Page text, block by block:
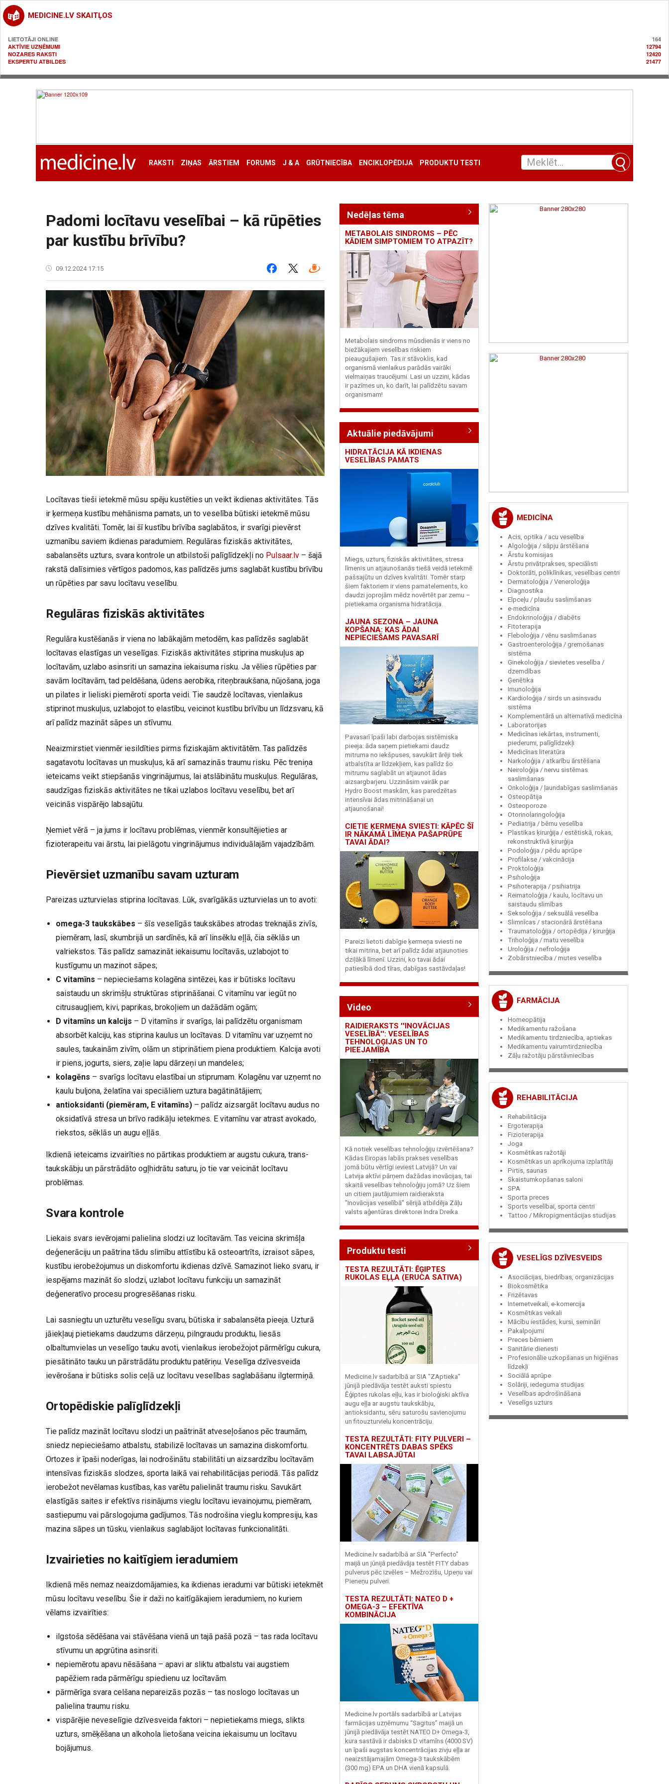
MEDICINE.LV SKAITĻOS
LIETOTĀJI ONLINE
164
AKTĪVIE UZŅĒMUMI
12794
NOZARES RAKSTI
12420
EKSPERTU ATBILDES
21477
RAKSTI ZIŅAS ĀRSTIEM FORUMS J & A GRŪTNIECĪBA ENCIKLOPĒDIJA PRODUKTU TESTI
Padomi locītavu veselībai – kā rūpēties
par kustību brīvību?
09.12.2024 17:15
Locītavas tieši ietekmē mūsu spēju kustēties un veikt ikdienas aktivitātes. Tās
ir ķermeņa kustību mehānisma pamats, un to veselība būtiski ietekmē mūsu
dzīves kvalitāti. Tomēr, lai šī kustību brīvība saglabātos, ir svarīgi pievērst
uzmanību saviem ikdienas paradumiem. Regulāras fiziskās aktivitātes,
sabalansēts uzturs, svara kontrole un atbilstoši palīglīdzekļi no Pulsaar.lv – šajā
rakstā dalīsimies vērtīgos padomos, kas palīdzēs jums saglabāt kustību brīvību
un rūpēties par savu locītavu veselību.
Regulāras fiziskās aktivitātes
Regulāra kustēšanās ir viena no labākajām metodēm, kas palīdzēs saglabāt
locītavas elastīgas un veselīgas. Fiziskās aktivitātes stiprina muskuļus ap
locītavām, uzlabo asinsriti un samazina iekaisuma risku. Ja vēlies rūpēties par
savām locītavām, tad peldēšana, ūdens aerobika, riteņbraukšana, nūjošana, joga
un pilates ir lieliski piemēroti sporta veidi. Tie saudzē locītavas, vienlaikus
stiprinot muskuļus, uzlabojot to elastību, veicinot kustību brīvību un līdzsvaru, kā
arī palīdz mazināt sāpes un stīvumu.
Neaizmirstiet vienmēr iesildīties pirms fiziskajām aktivitātēm. Tas palīdzēs
sagatavotu locītavas un muskuļus, kā arī samazinās traumu risku. Pēc treniņa
ieteicams veikt stiepšanās vingrinājumus, lai atslābinātu muskuļus. Regulāras,
saudzīgas fiziskās aktivitātes ne tikai uzlabos locītavu veselību, bet arī
veicinās vispārējo labsajūtu.
Ņemiet vērā – ja jums ir locītavu problēmas, vienmēr konsultējieties ar
fizioterapeitu vai ārstu, lai pielāgotu vingrinājumus individuālajām vajadzībām.
Pievērsiet uzmanību savam uzturam
Pareizas uzturvielas stiprina locītavas. Lūk, svarīgākās uzturvielas un to avoti:
omega-3 taukskābes – šīs veselīgās taukskābes atrodas treknajās zivīs,
piemēram, lasī, skumbrijā un sardīnēs, kā arī linsēklu eļļā, čia sēklās un
valriekstos. Tās palīdz samazināt iekaisumu locītavās, uzlabojot to
kustīgumu un mazinot sāpes;
C vitamīns – nepieciešams kolagēna sintēzei, kas ir būtisks locītavu
saistaudu un skrimšļu struktūras stiprināšanai. C vitamīnu var iegūt no
citrusaugļiem, kivi, paprikas, brokoļiem un dažādām ogām;
D vitamīns un kalcijs – D vitamīns ir svarīgs, lai palīdzētu organismam
absorbēt kalciju, kas stiprina kaulus un locītavas. D vitamīnu var uzņemt no
saules, taukainām zivīm, olām un stiprinātiem piena produktiem. Kalcija avoti
ir piens, jogurts, siers, zaļie lapu dārzeņi un mandeles;
kolagēns – svarīgs locītavu elastībai un stiprumam. Kolagēnu var uzņemt no
kaulu buljona, želatīna vai speciāliem uztura bagātinātājiem;
antioksidanti (piemēram, E vitamīns) – palīdz aizsargāt locītavu audus no
oksidatīvā stresa un brīvo radikāļu ietekmes. E vitamīnu var atrast avokado,
riekstos, sēklās un augu eļļās.
Ikdienā ieteicams izvairīties no pārtikas produktiem ar augstu cukura, trans-
taukskābju un pārstrādāto ogļhidrātu saturu, jo tie var veicināt locītavu
problēmas.
Svara kontrole
Liekais svars ievērojami palielina slodzi uz locītavām. Tas veicina skrimšļa
deģenerāciju un paātrina tādu slimību attīstību kā osteoartrīts, izraisot sāpes,
kustību ierobežojumus un diskomfortu ikdienas dzīvē. Samazinot lieko svaru, ir
iespējams mazināt šo slodzi, uzlabot locītavu funkciju un samazināt
deģeneratīvo procesu progresēšanas risku.
Lai sasniegtu un uzturētu veselīgu svaru, būtiska ir sabalansēta pieeja. Uzturā
jāiekļauj pietiekams daudzums dārzeņu, pilngraudu produktu, liesās
olbaltumvielas un veselīgo tauku avoti, vienlaikus ierobežojot pārmērīgu cukura,
piesātināto tauku un pārstrādātu produktu patēriņu. Veselīga dzīvesveida
ievērošana ir būtisks solis ceļā uz locītavu veselības saglabāšanu ilgtermiņā.
Ortopēdiskie palīglīdzekļi
Tie palīdz mazināt locītavu slodzi un paātrināt atveseļošanos pēc traumām,
sniedz nepieciešamo atbalstu, stabilizē locītavas un samazina diskomfortu.
Ortozes ir īpaši noderīgas, lai nodrošinātu stabilitāti un aizsardzību locītavām
intensīvas fiziskās slodzes, sporta laikā vai rehabilitācijas periodā. Tās palīdz
ierobežot nevēlamas kustības, kas varētu palielināt traumu risku. Savukārt
elastīgās saites ir efektīvs risinājums vieglu locītavu ievainojumu, piemēram,
sastiepumu vai pārslogojuma gadījumos. Tās nodrošina vieglu kompresiju, kas
mazina sāpes un tūsku, vienlaikus saglabājot locītavas funkcionalitāti.
Izvairieties no kaitīgiem ieradumiem
Ikdienā mēs nemaz neaizdomājamies, ka ikdienas ieradumi var būtiski ietekmēt
mūsu locītavu veselību. Šie ir daži no kaitīgākajiem ieradumiem, no kuriem
vēlams izvairīties:
ilgstoša sēdēšana vai stāvēšana vienā un tajā pašā pozā – tas rada locītavu
stīvumu un apgrūtina asinsriti.
nepiemērotu apavu nēsāšana – apavi ar sliktu atbalstu vai augstiem
papēžiem rada pārmērīgu spiedienu uz locītavām.
pārmērīga svara celšana nepareizās pozās – tas noslogo locītavas un
palielina traumu risku.
vispārējie neveselīgie dzīvesveida faktori – nepietiekams miegs, slikts
uzturs, smēķēšana un alkohola lietošana veicina iekaisumu un locītavu
bojājumus.
Nedēļas tēma
METABOLAIS SINDROMS – PĒC
KĀDIEM SIMPTOMIEM TO ATPAZĪT?
Metabolais sindroms mūsdienās ir viens no
biežākajiem veselības riskiem
pieaugušajiem. Tas ir stāvoklis, kad
organismā vienlaikus parādās vairāki
vielmaiņas traucējumi. Lasi un uzzini, kādas
ir pazīmes un, ko darīt, lai palīdzētu savam
organismam!
Aktuālie piedāvājumi
HIDRATĀCIJA KĀ IKDIENAS
VESELĪBAS PAMATS
Miegs, uzturs, fiziskās aktivitātes, stresa
līmenis un atjaunošanās tiešā veidā ietekmē
pašsajūtu un dzīves kvalitāti. Tomēr starp
šiem faktoriem ir viens pamatelements, ko
daudzi joprojām mēdz novērtēt par zemu –
pietiekama organisma hidratācija.
JAUNA SEZONA – JAUNA
KOPŠANA: KAS ĀDAI
NEPIECIEŠAMS PAVASARĪ
Pavasarī īpaši labi darbojas sistēmiska
pieeja: āda saņem pietiekami daudz
mitruma no iekšpuses, savukārt ārēji tiek
atbalstīta ar līdzekļiem, kas palīdz šo
mitrumu saglabāt un atjaunot ādas
aizsargbarjeru. Uzzināsim vairāk par
Hydro Boost maskām, kas paredzētas
intensīvai ādas mitrināšanai un
atjaunošanai!
CIETIE ĶERMEŅA SVIESTI: KĀPĒC ŠĪ
IR NĀKAMĀ LĪMEŅA PAŠAPRŪPE
TAVAI ĀDAI?
Pareizi lietoti dabīgie ķermeņa sviesti ne
tikai mitrina, bet arī palīdz ādai atjaunoties
dziļākā līmenī. Uzzini, ko tavai ādai
patiesībā dod tīras, dabīgas sastāvdaļas!
Video
RAIDIERAKSTS ''INOVĀCIJAS
VESELĪBĀ'': VESELĪBAS
TEHNOLOĢIJAS UN TO
PIEEJAMĪBA
Kā notiek veselības tehnoloģiju izvērtēšana?
Kādas Eiropas labās prakses veselības
jomā būtu vērtīgi ieviest Latvijā? Un vai
Latvija aktīvi pārņem dažādas inovācijas, tai
skaitā veselības tehnoloģiju jomā? Uz šiem
un citiem jautājumiem raidieraksta
"Inovācijas veselībā" sērijā atbildēja Zāļu
valsts aģentūras direktorei Indra Dreika.
Produktu testi
TESTA REZULTĀTI: ĒĢIPTES
RUKOLAS EĻĻA (ERUCA SATIVA)
Medicine.lv sadarbībā ar SIA "ZAptieka"
jūnijā piedāvāja testēt auksti spiestu
Ēģiptes rukolas eļļu, kas ir bioloģiski aktīva
augu eļļa ar augstu taukskābju,
antioksidantu, sēru saturošu savienojumu
un fitouzturvielu koncentrāciju.
TESTA REZULTĀTI: FITY PULVERI –
KONCENTRĒTS DABAS SPĒKS
TAVAI LABSAJŪTAI
Medicine.lv sadarbībā ar SIA "Perfecto"
maijā un jūnijā piedāvāja testēt FITY dabas
pulverus pēc izvēles – Mežrozīšu, Upeņu vai
Pieneņu pulveri.
TESTA REZULTĀTI: NATEO D +
OMEGA-3 – EFEKTĪVA
KOMBINĀCIJA
Medicine.lv portāls sadarbībā ar Latvijas
farmācijas uzņēmumu “Sagitus” maijā un
jūnijā piedāvāja testēt NATEO D+ Omega-3,
kura sastāvā ir dabisks D vitamīns (4000 SV)
un īpaši augstas koncentrācijas zivju eļļa ar
neaizstājamajām Omega-3 taukskābēm
(300 mg) EPA un DHA vienā kapsulā.
MEDICĪNA
Acis, optika / acu veselība
Algoloģija / sāpju ārstēšana
Ārstu komisijas
Ārstu privātprakses, speciālisti
Doktorāti, poliklīnikas, veselības centri
Dermatoloģija / Veneroloģija
Diagnostika
Elpceļu / plaušu saslimšanas
e-medicīna
Endokrinoloģija / diabēts
Fitoterapija
Fleboloģija / vēnu saslimšanas
Gastroenteroloģija / gremošanas
sistēma
Ginekoloģija / sievietes veselība /
dzemdības
Ģenētika
Imunoloģija
Kardioloģija / sirds un asinsvadu
sistēma
Komplementārā un alternatīvā medicīna
Laboratorijas
Medicīnas iekārtas, instrumenti,
piederumi, palīglīdzekļi
Medicīnas literatūra
Narkoloģija / atkarību ārstēšana
Neiroloģija / nervu sistēmas
saslimšanas
Onkoloģija / ļaundabīgas saslimšanas
Osteopātija
Osteoporoze
Otorinolaringoloģija
Pediatrija / bērnu veselība
Plastikas ķirurģija / estētiskā, rokas,
rekonstruktīvā ķirurģija
Podoloģija / pēdu aprūpe
Profilakse / vakcinācija
Proktoloģija
Psiholoģija
Psihoterapija / psihiatrija
Reimatoloģija / kaulu, locītavu un
saistaudu slimības
Seksoloģija / seksuālā veselība
Slimnīcas / stacionārā ārstēšana
Traumatoloģija / ortopēdija / ķirurģija
Triholoģija / matu veselība
Uroloģija / nefroloģija
Zobārstniecība / mutes veselība
FARMĀCIJA
Homeopātija
Medikamentu ražošana
Medikamentu tirdzniecība, aptiekas
Medikamentu vairumtirdzniecība
Zāļu ražotāju pārstāvniecības
REHABILITĀCIJA
Rehabilitācija
Ergoterapija
Fizioterapija
Joga
Kosmētikas ražotāji
Kosmētikas un aprīkojuma izplatītāji
Pirtis, saunas
Skaistumkopšanas saloni
SPA
Sporta preces
Sports veselībai, sporta centri
Tattoo / Mikropigmentācijas studijas
VESELĪGS DZĪVESVEIDS
Asociācijas, biedrības, organizācijas
Biokosmētika
Frizētavas
Internetveikali, e-komercija
Kosmētikas veikali
Mācību iestādes, kursi, semināri
Pakalpojumi
Preces bērniem
Sanitārie dienesti
Profesionālie uzkopšanas un higiēnas
līdzekļi
Sociālā aprūpe
Solāriji, iedeguma studijas
Veselības apdrošināšana
Veselīgs uzturs